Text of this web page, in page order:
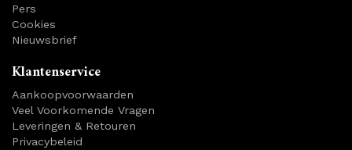
Pers
Cookies
Nieuwsbrief
Klantenservice
Aankoopvoorwaarden
Veel Voorkomende Vragen
Leveringen & Retouren
Privacybeleid